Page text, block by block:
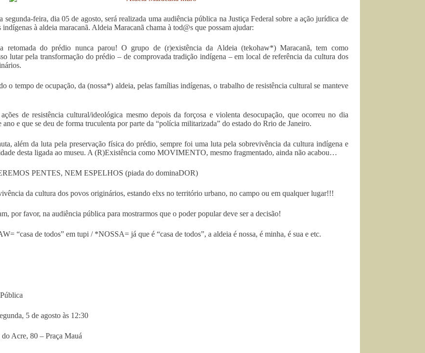
segunda-feira, dia 05 de agosto, será realizada uma audiência pública na Justiça Federal sobre a ação jurídica de
indígenas à aldeia maracanã. Aldeia Maracanã chama à tod@s que possam ajudar:
retomada do prédio nunca parou! O grupo de (r)existência da Aldeia (tekohaw*) Maracanã, tem como
lutar pela transformação do prédio – de comprovada tradição indígena – em local de referência da cultura dos
o tempo de ocupação, da (nossa*) aldeia, pelas famílias indígenas, o trabalho de resistência cultural se manteve
de resistência cultural/ideológica mesmo depois da forçosa e violenta desocupação, que ocorreu no dia
ano e que se deu de forma truculenta por parte da “polícia militarizada” do estado do Rrio de Janeiro.
além da luta pela preservação física do prédio, sempre foi uma luta pela sobrevivência da cultura indígena e
desta ligada ao museu. A (R)Existência como MOVIMENTO, mesmo fragmentado, ainda não acabou…
PENTES, NEM ESPELHOS (piada do dominaDOR)
da cultura dos povos originários, estando elxs no território urbano, no campo ou em qualquer lugar!!!
por favor, na audiência pública para mostrarmos que o poder popular deve ser a decisão!
“casa de todos” em tupi / *NOSSA= já que é “casa de todos”, a aldeia é nossa, é minha, é sua e etc.
5 de agosto às 12:30
Acre, 80 – Praça Mauá